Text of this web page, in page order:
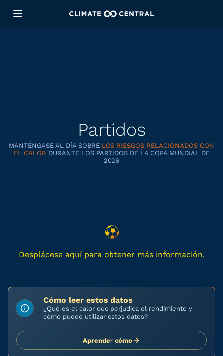
Partidos
MANTÉNGASE AL DÍA SOBRE LOS RIESGOS RELACIONADOS CON
EL CALOR DURANTE LOS PARTIDOS DE LA COPA MUNDIAL DE
2026
Desplácese aquí para obtener más información.
Cómo leer estos datos
¿Qué es el calor que perjudica el rendimiento y
cómo puedo utilizar estos datos?
Aprender cómo